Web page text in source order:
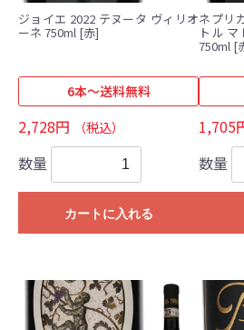
ジョイエ 2022 テヌータ ヴィリオ
ーネ 750ml [赤]
6本～送料無料
2,728円 （税込）
数量
カートに入れる
ネプリ
トル
1,705
数量